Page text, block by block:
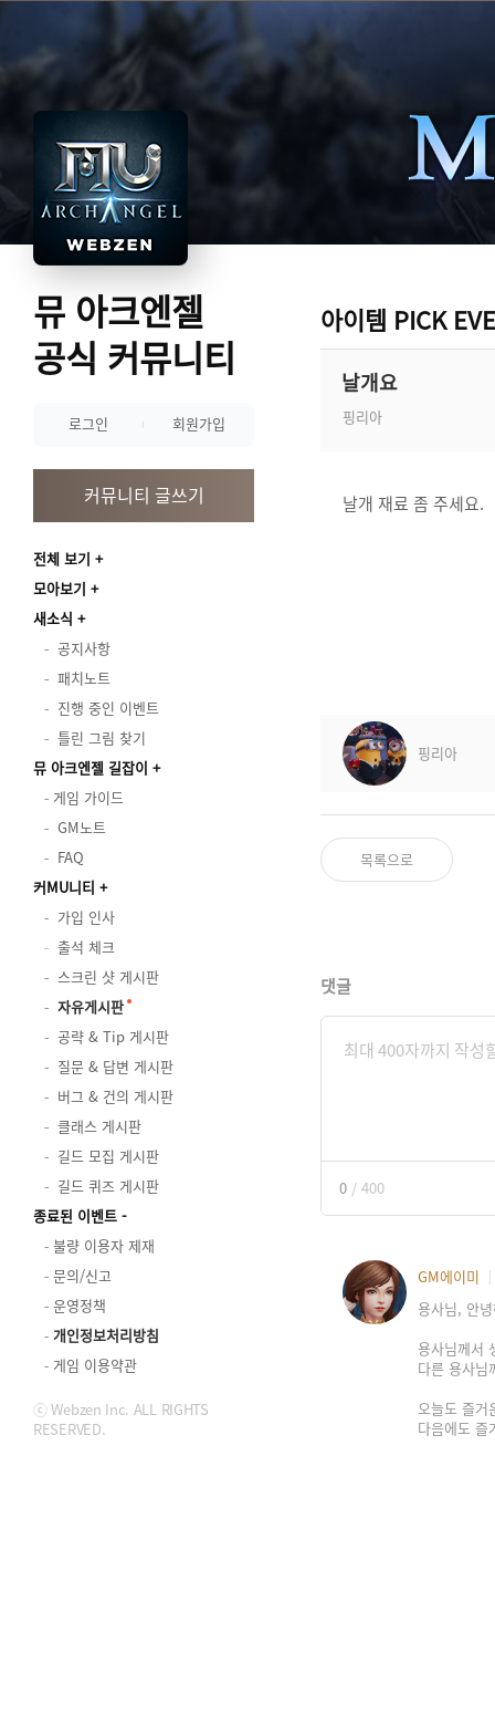
뮤 아크엔젤
공식 커뮤니티
로그인 회원가입
커뮤니티 글쓰기
전체 보기
모아보기
새소식
공지사항
패치노트
진행 중인 이벤트
틀린 그림 찾기
뮤 아크엔젤 길잡이
게임 가이드
GM노트
FAQ
커MU니티
가입 인사
출석 체크
스크린 샷 게시판
자유게시판
공략 & Tip 게시판
질문 & 답변 게시판
버그 & 건의 게시판
클래스 게시판
길드 모집 게시판
길드 퀴즈 게시판
종료된 이벤트
불량 이용자 제재
문의/신고
운영정책
개인정보처리방침
게임 이용약관
ⓒ Webzen Inc. ALL RIGHTS
RESERVED.
아이템 PICK
날개요
핑리아
날개 재료 좀 주세요.
핑리아
목록으로
댓글
0 / 400
GM에이미
용사님, 안
용사님께서
다른 용사님
오늘도 즐거
다음에도 즐